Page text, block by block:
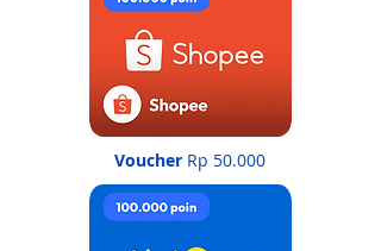
Voucher Rp 50.000